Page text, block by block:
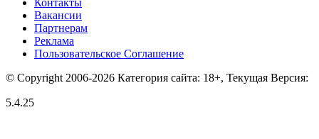
Контакты
Вакансии
Партнерам
Реклама
Пользовательское Соглашение
© Copyright 2006-2026 Категория сайта: 18+, Текущая Версия:
5.4.25